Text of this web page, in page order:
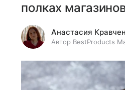
полках
Анастасия
Автор BestProducts